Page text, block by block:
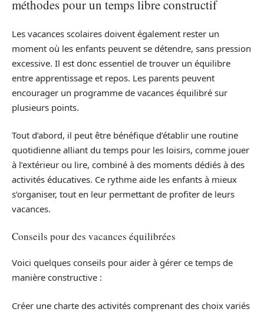
méthodes pour un temps libre constructif
Les vacances scolaires doivent également rester un
moment où les enfants peuvent se détendre, sans pression
excessive. Il est donc essentiel de trouver un équilibre
entre apprentissage et repos. Les parents peuvent
encourager un programme de vacances équilibré sur
plusieurs points.
Tout d’abord, il peut être bénéfique d’établir une routine
quotidienne alliant du temps pour les loisirs, comme jouer
à l’extérieur ou lire, combiné à des moments dédiés à des
activités éducatives. Ce rythme aide les enfants à mieux
s’organiser, tout en leur permettant de profiter de leurs
vacances.
Conseils pour des vacances équilibrées
Voici quelques conseils pour aider à gérer ce temps de
manière constructive :
Créer une charte des activités comprenant des choix variés